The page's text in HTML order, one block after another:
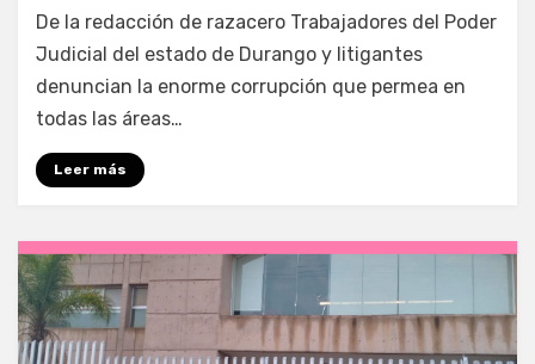
por Fernando Miranda Servín
De la redacción de razacero Trabajadores del Poder
Judicial del estado de Durango y litigantes
denuncian la enorme corrupción que permea en
todas las áreas…
Leer más